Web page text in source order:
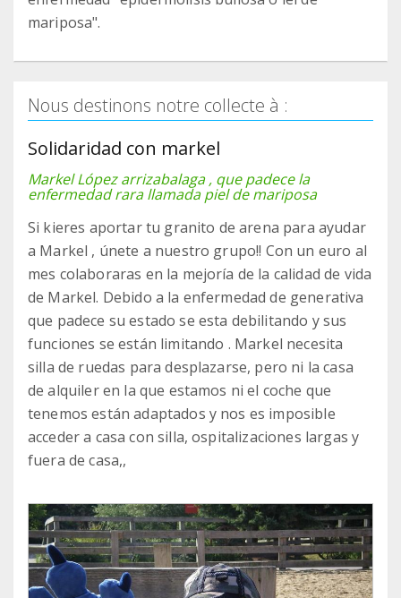
mariposa".
Nous destinons notre collecte à :
Solidaridad con markel
Markel López arrizabalaga , que padece la
enfermedad rara llamada piel de mariposa
Si kieres aportar tu granito de arena para ayudar
a Markel , únete a nuestro grupo!! Con un euro al
mes colaboraras en la mejoría de la calidad de vida
de Markel. Debido a la enfermedad de generativa
que padece su estado se esta debilitando y sus
funciones se están limitando . Markel necesita
silla de ruedas para desplazarse, pero ni la casa
de alquiler en la que estamos ni el coche que
tenemos están adaptados y nos es imposible
acceder a casa con silla, ospitalizaciones largas y
fuera de casa,,